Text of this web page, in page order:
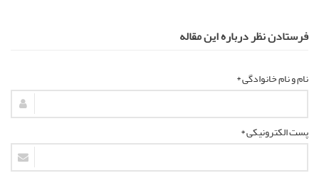
فرستادن نظر درباره این مقاله
نام و نام خانوادگی *
پست الکترونیکی *